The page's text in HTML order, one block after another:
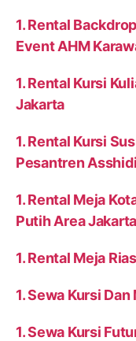
1. Rental
Event AHM
1. Rental Kursi
Jakarta
1. Rental Kursi
Pesantren
1. Rental Meja
Putih Area Jakarta
1. Rental Meja
1. Sewa Kursi
1. Sewa Kursi